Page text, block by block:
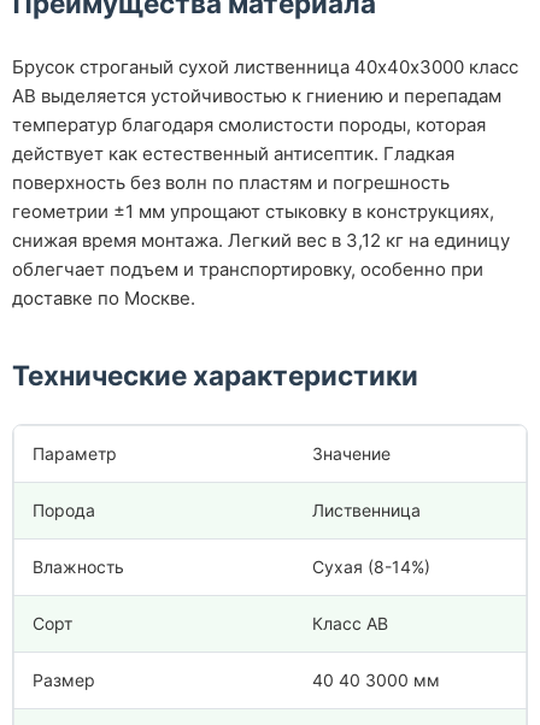
Брусок строганый сухой лиственница 40х40х3000 класс
АВ выделяется устойчивостью к гниению и перепадам
температур благодаря смолистости породы, которая
действует как естественный антисептик. Гладкая
поверхность без волн по пластям и погрешность
геометрии ±1 мм упрощают стыковку в конструкциях,
снижая время монтажа. Легкий вес в 3,12 кг на единицу
облегчает подъем и транспортировку, особенно при
доставке по Москве.
Технические характеристики
Параметр Значение
Порода Лиственница
Влажность Сухая (8-14%)
Сорт Класс АВ
Размер 40 40 3000 мм